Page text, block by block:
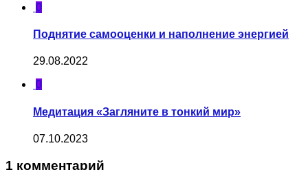
0
Поднятие самооценки и наполнение энергией
29.08.2022
0
Медитация «Загляните в тонкий мир»
07.10.2023
1 комментарий